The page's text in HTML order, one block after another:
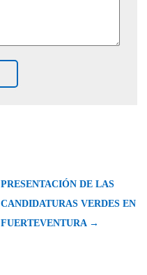
PRESENTACIÓN DE LAS
CANDIDATURAS VERDES EN
FUERTEVENTURA →